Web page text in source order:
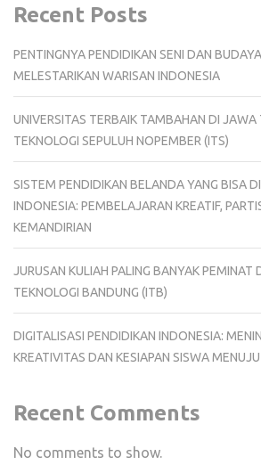
Recent Posts
PENTINGNYA PENDIDIKAN SENI DAN
MELESTARIKAN WARISAN INDONESIA
UNIVERSITAS TERBAIK TAMBAHAN DI JAWA
TEKNOLOGI SEPULUH NOPEMBER (ITS)
SISTEM PENDIDIKAN BELANDA YANG BISA
INDONESIA: PEMBELAJARAN KREATIF,
KEMANDIRIAN
JURUSAN KULIAH PALING BANYAK PEMINAT
TEKNOLOGI BANDUNG (ITB)
DIGITALISASI PENDIDIKAN INDONESIA:
KREATIVITAS DAN KESIAPAN SISWA
Recent Comments
No comments to show.